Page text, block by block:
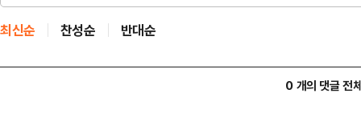
최신순 찬성순 반대순
0 개의 댓글 전